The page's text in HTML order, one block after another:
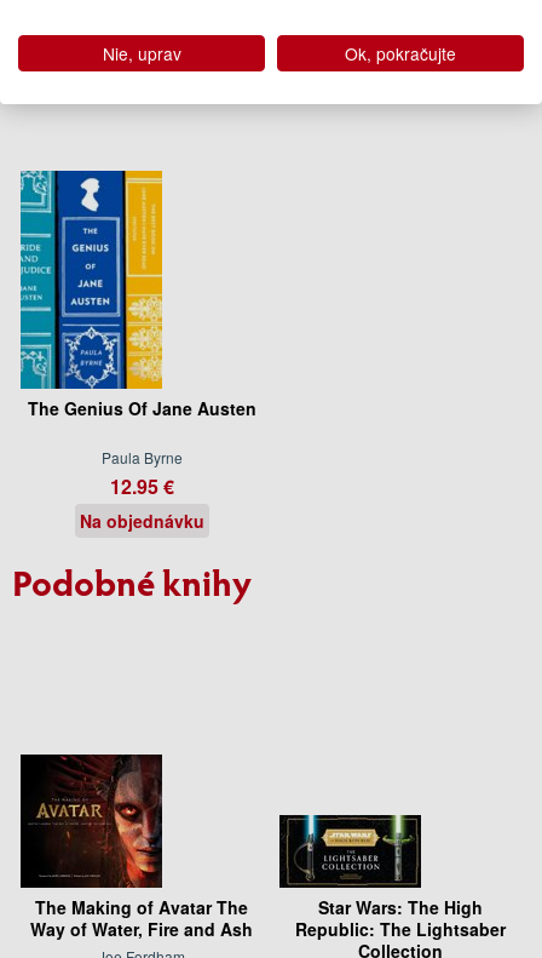
22.50 €
Na objednávku
The Genius Of Jane Austen
Paula Byrne
12.95 €
Na objednávku
Podobné knihy
The Making of Avatar The
Way of Water, Fire and Ash
Star Wars: The High
Republic: The Lightsaber
Collection
Nie, uprav Ok, pokračujte